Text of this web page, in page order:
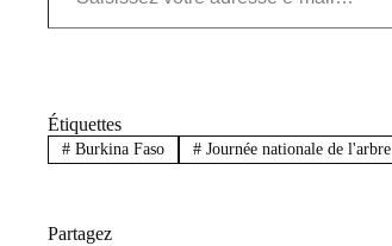
Étiquettes
#Burkina Faso #Journée nationale de l'arbre
Partagez